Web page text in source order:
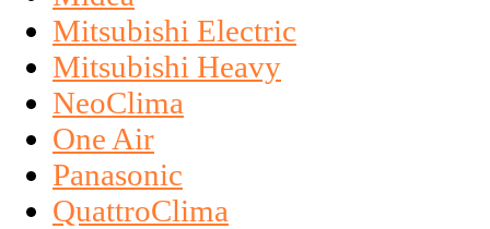
Mitsubishi Electric
Mitsubishi Heavy
NeoClima
One Air
Panasonic
QuattroClima